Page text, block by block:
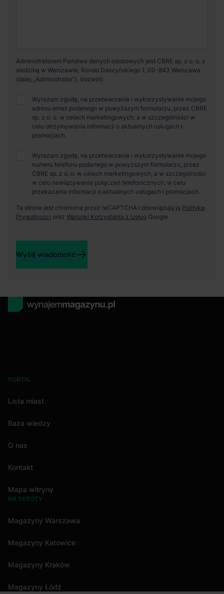
Administratorem Państwa danych osobowych jest CBRE sp. z o. o. z
siedzibą w Warszawie, Rondo Daszyńskiego 1, 00-843 Warszawa
(dalej „Administrator”).
Wyrażam zgodę, na przetwarzanie i wykorzystywanie mojego
adresu email podanego w powyższym formularzu, przez CBRE
sp. z o. o. w celach marketingowych, a w szczególności w
celu otrzymywania informacji o aktualnych usługach i
promocjach.
Wyrażam zgodę, na przetwarzanie i wykorzystywanie mojego
numeru telefonu podanego w powyższym formularzu, przez
CBRE sp. z o. o. w celach marketingowych, a w szczególności
w celu nawiązywania połączeń telefonicznych, w celu
przekazania informacji o aktualnych usługach i promocjach.
Ta strona jest chroniona przez reCAPTCHA i obowiązują ją Politykę
Prywatności oraz Warunki Korzystania z Usług Google.
Wyślij wiadomość
PORTAL
Lista miast
Baza wiedzy
O nas
Kontakt
Mapa witryny
NA SKRÓTY
Magazyny Warszawa
Magazyny Katowice
Magazyny Kraków
Magazyny Łódź